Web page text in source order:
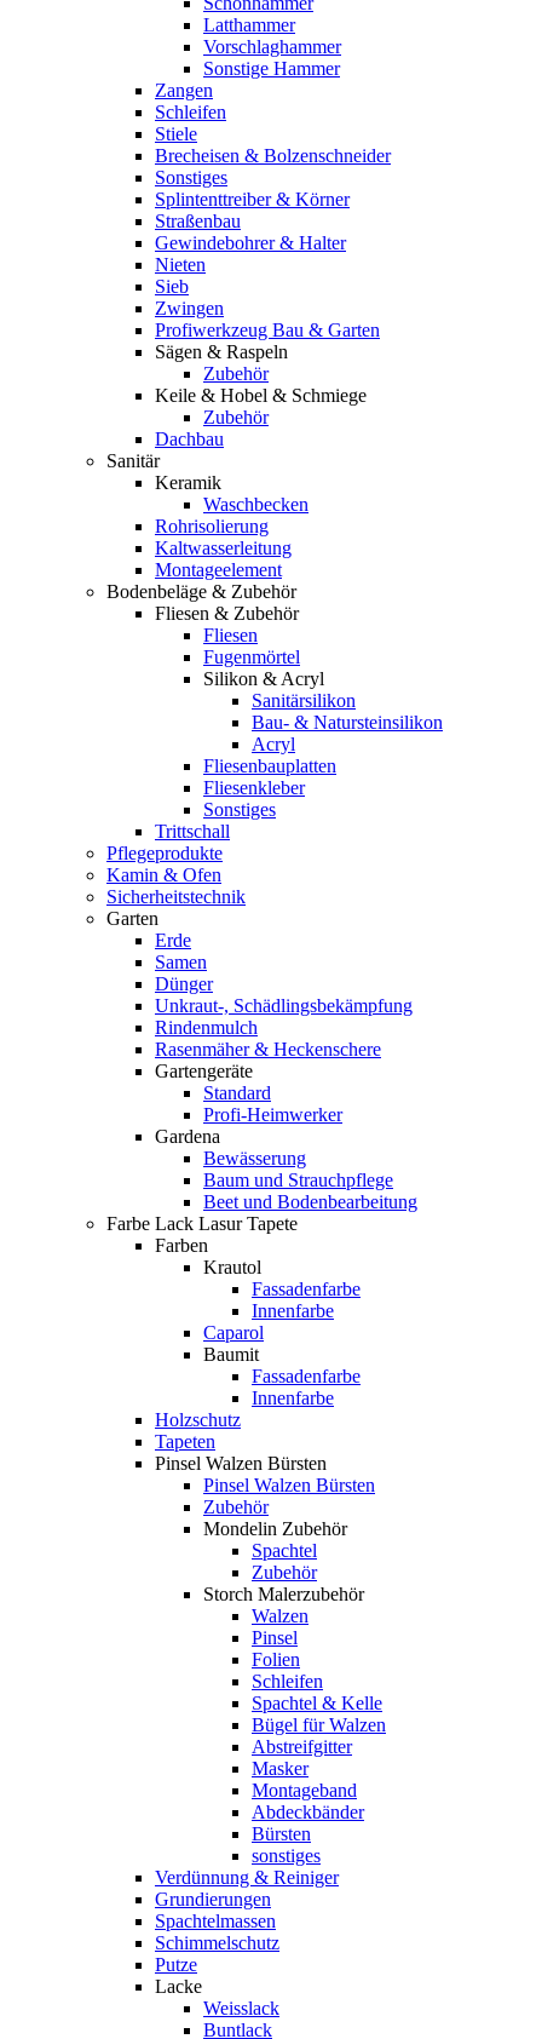
Latthammer
Vorschlaghammer
Sonstige Hammer
Zangen
Schleifen
Stiele
Brecheisen & Bolzenschneider
Sonstiges
Splintenttreiber & Körner
Straßenbau
Gewindebohrer & Halter
Nieten
Sieb
Zwingen
Profiwerkzeug Bau & Garten
Sägen & Raspeln
Zubehör
Keile & Hobel & Schmiege
Zubehör
Dachbau
Sanitär
Keramik
Waschbecken
Rohrisolierung
Kaltwasserleitung
Montageelement
Bodenbeläge & Zubehör
Fliesen & Zubehör
Fliesen
Fugenmörtel
Silikon & Acryl
Sanitärsilikon
Bau- & Natursteinsilikon
Acryl
Fliesenbauplatten
Fliesenkleber
Sonstiges
Trittschall
Pflegeprodukte
Kamin & Ofen
Sicherheitstechnik
Garten
Erde
Samen
Dünger
Unkraut-, Schädlingsbekämpfung
Rindenmulch
Rasenmäher & Heckenschere
Gartengeräte
Standard
Profi-Heimwerker
Gardena
Bewässerung
Baum und Strauchpflege
Beet und Bodenbearbeitung
Farbe Lack Lasur Tapete
Farben
Krautol
Fassadenfarbe
Innenfarbe
Caparol
Baumit
Fassadenfarbe
Innenfarbe
Holzschutz
Tapeten
Pinsel Walzen Bürsten
Pinsel Walzen Bürsten
Zubehör
Mondelin Zubehör
Spachtel
Zubehör
Storch Malerzubehör
Walzen
Pinsel
Folien
Schleifen
Spachtel & Kelle
Bügel für Walzen
Abstreifgitter
Masker
Montageband
Abdeckbänder
Bürsten
sonstiges
Verdünnung & Reiniger
Grundierungen
Spachtelmassen
Schimmelschutz
Putze
Lacke
Weisslack
Buntlack